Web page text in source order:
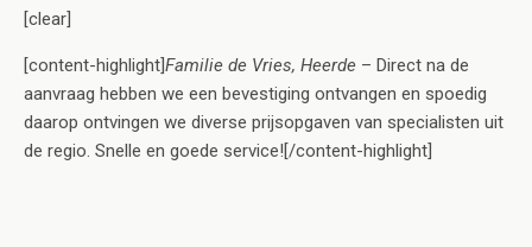
[clear]
[content-highlight]Familie de Vries, Heerde – Direct na de
aanvraag hebben we een bevestiging ontvangen en spoedig
daarop ontvingen we diverse prijsopgaven van specialisten uit
de regio. Snelle en goede service![/content-highlight]